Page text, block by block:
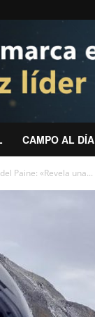
CAMPO AL DÍA
Paine: «Revela una...